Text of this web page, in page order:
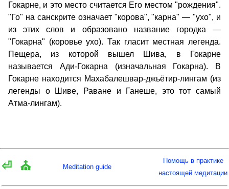
Гокарне, и это место считается Его местом "рождения".
"Го" на санскрите означает "корова", "карна" — "ухо", и
из этих слов и образовано название городка —
"Гокарна" (коровье ухо). Так гласит местная легенда.
Пещера, из которой вышел Шива, в Гокарне
называется Ади-Гокарна (изначальная Гокарна). В
Гокарне находится Махабалешвар-джьётир-лингам (из
легенды о Шиве, Раване и Ганеше, это тот самый
Атма-лингам).
⏎ ⛪ Meditation guide
Помощь в практике
настоящей медитации